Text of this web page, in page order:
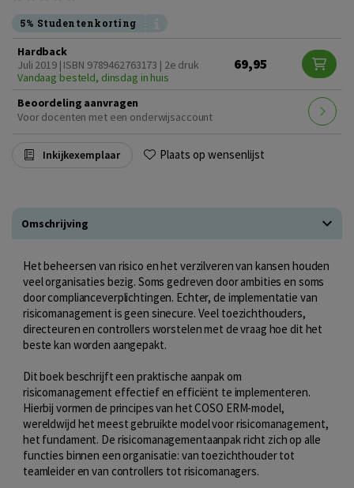
5% Studentenkorting
Hardback
Juli 2019 | ISBN 9789462763173 | 2e druk
Vandaag besteld, dinsdag in huis
69,95
Beoordeling aanvragen
Voor docenten met een onderwijsaccount
Inkijkexemplaar Plaats op wensenlijst
Omschrijving
Het beheersen van risico en het verzilveren van kansen houden
veel organisaties bezig. Soms gedreven door ambities en soms
door complianceverplichtingen. Echter, de implementatie van
risicomanagement is geen sinecure. Veel toezichthouders,
directeuren en controllers worstelen met de vraag hoe dit het
beste kan worden aangepakt.
Dit boek beschrijft een praktische aanpak om
risicomanagement effectief en efficiënt te implementeren.
Hierbij vormen de principes van het COSO ERM-model,
wereldwijd het meest gebruikte model voor risicomanagement,
het fundament. De risicomanagementaanpak richt zich op alle
functies binnen een organisatie: van toezichthouder tot
teamleider en van controllers tot risicomanagers.